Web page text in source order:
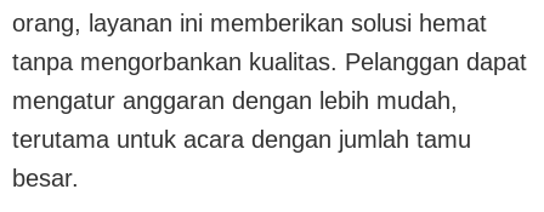
orang, layanan ini memberikan solusi hemat
tanpa mengorbankan kualitas. Pelanggan dapat
mengatur anggaran dengan lebih mudah,
terutama untuk acara dengan jumlah tamu
besar.